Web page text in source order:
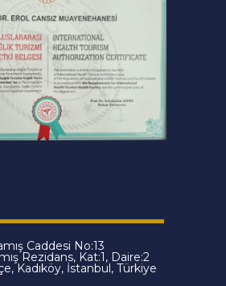
Caddesi No:13
Rezidans, Kat:1, Daire:2
Kadıköy, İstanbul, Türkiye